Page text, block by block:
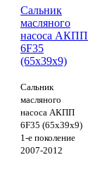
Сальник
масляного
насоса АКПП
6F35
(65х39х9)
Сальник
масляного
насоса АКПП
6F35 (65х39х9)
1-е поколение
2007-2012